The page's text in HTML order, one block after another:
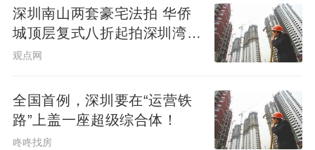
深圳南山两套豪宅法拍 华侨
城顶层复式八折起拍深圳湾住
宅1334.98万起
观点网
全国首例，深圳要在“运营铁
路”上盖一座超级综合体！
咚咚找房